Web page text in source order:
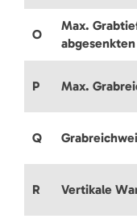
O
Max.
P Max.
Q
R Vertikale